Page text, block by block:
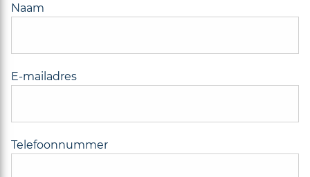
Naam
E-mailadres
Telefoonnummer